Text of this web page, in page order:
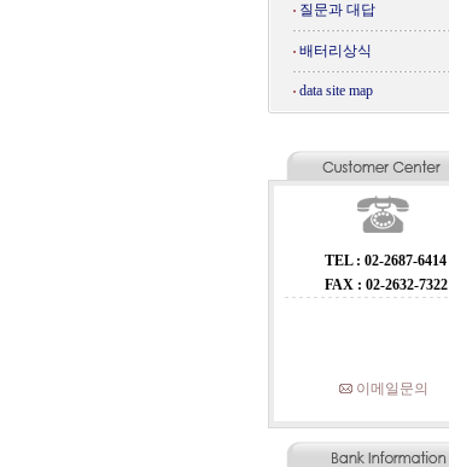
질문과 대답
배터리상식
data site map
TEL : 02-2687-6414
FAX : 02-2632-7322
이메일문의